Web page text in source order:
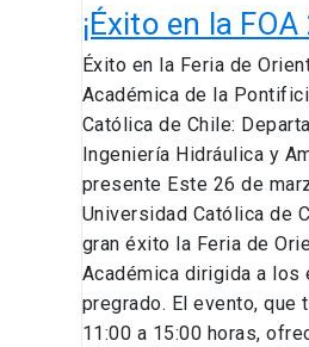
¡Éxito en la
Éxito en la Feria de
Académica de la
Católica de Chile:
Ingeniería Hidráulica y
presente Este 26 de
Universidad Católica de
gran éxito la Feria de
Académica dirigida a los
pregrado. El evento, que
11:00 a 15:00 horas,